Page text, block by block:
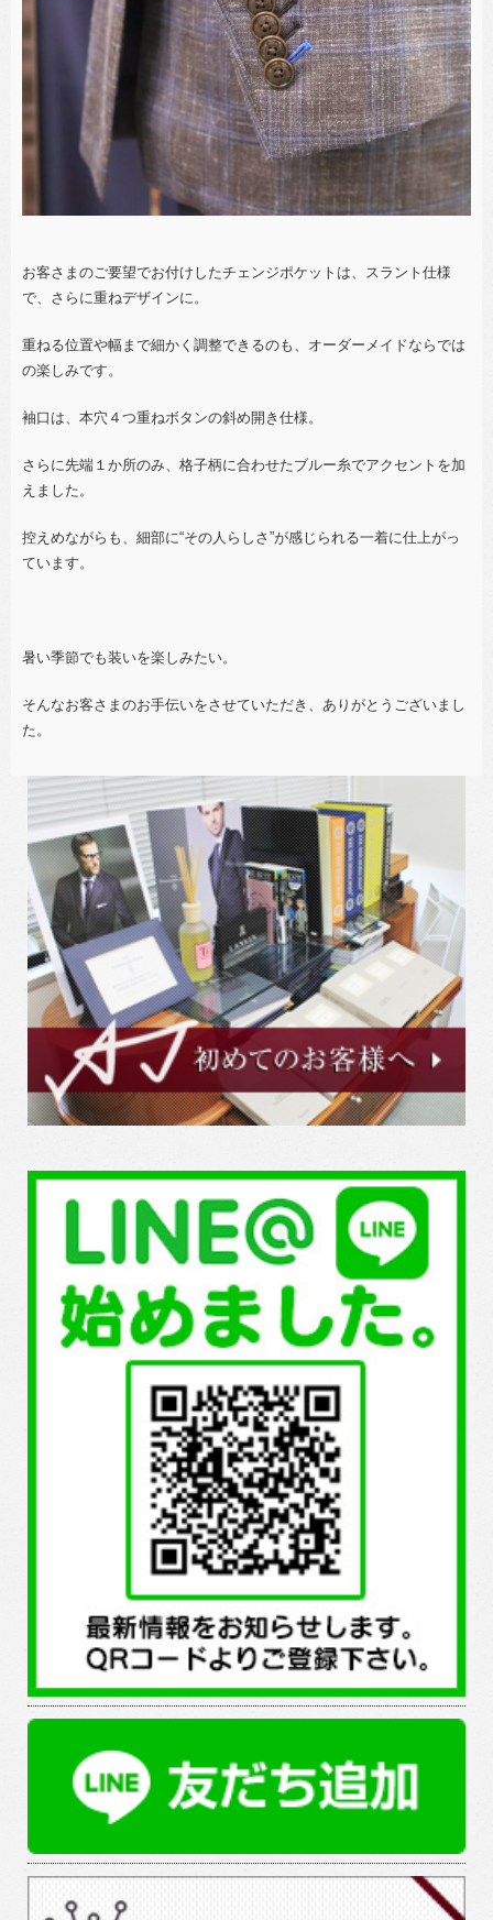
お客さまのご要望でお付けしたチェンジポケットは、スラント仕様
で、さらに重ねデザインに。
重ねる位置や幅まで細かく調整できるのも、オーダーメイドならでは
の楽しみです。
袖口は、本穴４つ重ねボタンの斜め開き仕様。
さらに先端１か所のみ、格子柄に合わせたブルー糸でアクセントを加
えました。
控えめながらも、細部に“その人らしさ”が感じられる一着に仕上がっ
ています。
暑い季節でも装いを楽しみたい。
そんなお客さまのお手伝いをさせていただき、ありがとうございまし
た。